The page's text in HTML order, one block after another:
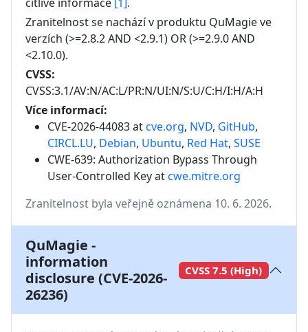
Zranitelnost se nachází v produktu QuMagieve
verzích (>=2.8.2 AND <2.9.1) OR (>=2.9.0 AND
<2.10.0).
CVSS:
CVSS:3.1/AV:N/AC:L/PR:N/UI:N/S:U/C:H/I:H/A:H
Více informací:
CVE-2026-44083 atcve.org, NVD, GitHub,
CIRCL.LU, Debian, Ubuntu, Red Hat, SUSE
CWE-639: Authorization Bypass Through
User-Controlled Keyatcwe.mitre.org
Zranitelnost byla veřejně oznámena 10. 6. 2026.
QuMagie -
information
disclosure (CVE-2026-
26236)
CVSS 7.5 (High)